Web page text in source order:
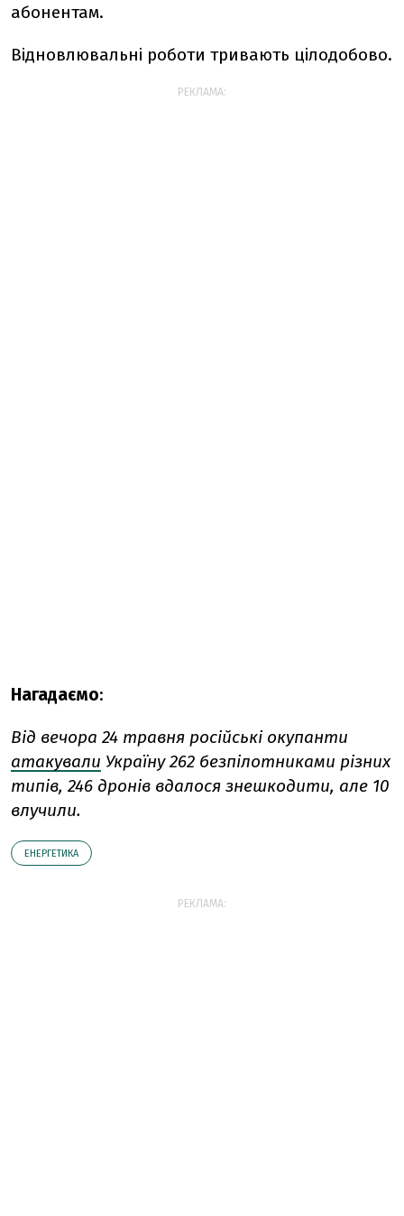
абонентам.
Відновлювальні роботи тривають цілодобово.
РЕКЛАМА:
Нагадаємо:
Від вечора 24 травня російські окупанти
атакували Україну 262 безпілотниками різних
типів, 246 дронів вдалося знешкодити, але 10
влучили.
ЕНЕРГЕТИКА
РЕКЛАМА: